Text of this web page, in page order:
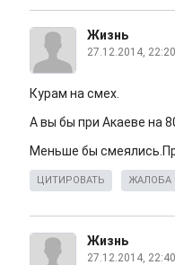
Жизнь
27.12.2014, 22:20
Курам на смех.
А вы бы при Акаеве на
Меньше бы
ЦИТИРОВАТЬ ЖАЛОБА
Жизнь
27.12.2014, 22:40